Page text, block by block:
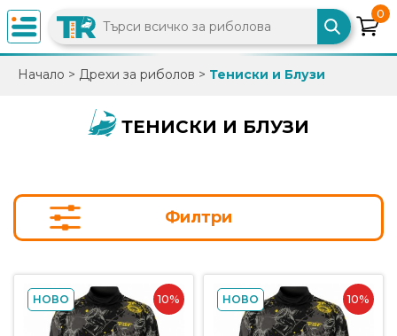
×
info@trfish.com
Регистрация
0
Начало > Дрехи за риболов > Тениски и Блузи
ТЕНИСКИ И БЛУЗИ
Филтри
НОВО 10% НОВО 10%